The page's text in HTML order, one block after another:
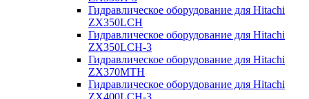
Гидравлическое оборудование для Hitachi
ZX350LCH
Гидравлическое оборудование для Hitachi
ZX350LCH-3
Гидравлическое оборудование для Hitachi
ZX370MTH
Гидравлическое оборудование для Hitachi
ZX400LCH-3